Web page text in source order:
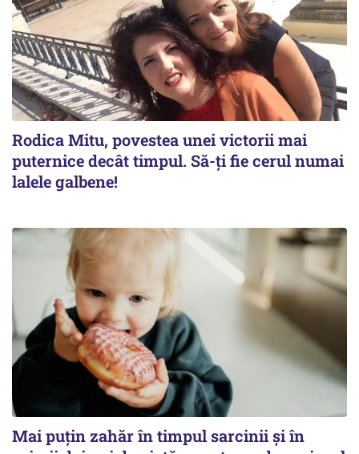
Rodica Mitu, povestea unei victorii mai
puternice decât timpul. Să-ți fie cerul numai
lalele galbene!
Mai puțin zahăr în timpul sarcinii și în